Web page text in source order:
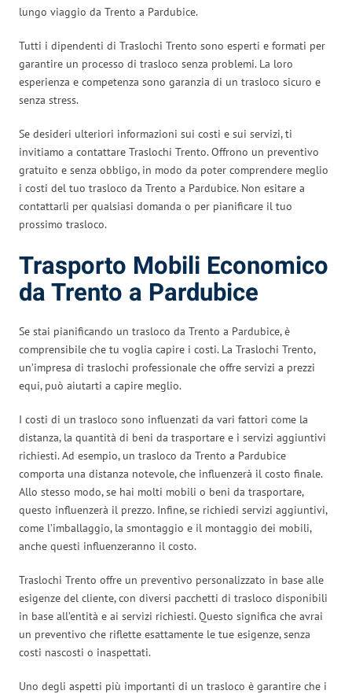
lungo viaggio da Trento a Pardubice.
Tutti i dipendenti di Traslochi Trento sono esperti e formati per
garantire un processo di trasloco senza problemi. La loro
esperienza e competenza sono garanzia di un trasloco sicuro e
senza stress.
Se desideri ulteriori informazioni sui costi e sui servizi, ti
invitiamo a contattare Traslochi Trento. Offrono un preventivo
gratuito e senza obbligo, in modo da poter comprendere meglio
i costi del tuo trasloco da Trento a Pardubice. Non esitare a
contattarli per qualsiasi domanda o per pianificare il tuo
prossimo trasloco.
Trasporto Mobili Economico
da Trento a Pardubice
Se stai pianificando un trasloco da Trento a Pardubice, è
comprensibile che tu voglia capire i costi. La Traslochi Trento,
un’impresa di traslochi professionale che offre servizi a prezzi
equi, può aiutarti a capire meglio.
I costi di un trasloco sono influenzati da vari fattori come la
distanza, la quantità di beni da trasportare e i servizi aggiuntivi
richiesti. Ad esempio, un trasloco da Trento a Pardubice
comporta una distanza notevole, che influenzerà il costo finale.
Allo stesso modo, se hai molti mobili o beni da trasportare,
questo influenzerà il prezzo. Infine, se richiedi servizi aggiuntivi,
come l’imballaggio, la smontaggio e il montaggio dei mobili,
anche questi influenzeranno il costo.
Traslochi Trento offre un preventivo personalizzato in base alle
esigenze del cliente, con diversi pacchetti di trasloco disponibili
in base all’entità e ai servizi richiesti. Questo significa che avrai
un preventivo che riflette esattamente le tue esigenze, senza
costi nascosti o inaspettati.
Uno degli aspetti più importanti di un trasloco è garantire che i